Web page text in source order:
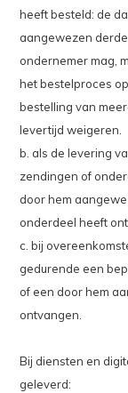
heeft besteld: de
aangewezen
ondernemer mag,
het bestelproces
bestelling van
levertijd weigeren.
b. als de levering
zendingen of
door hem
onderdeel heeft
c. bij
gedurende een
of een door hem
ontvangen.
Bij diensten en
geleverd: